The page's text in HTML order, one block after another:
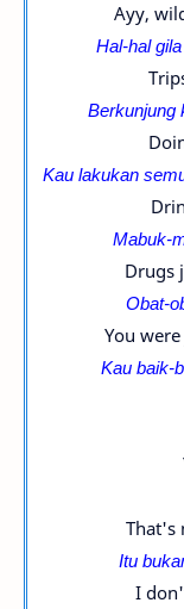
Ayy,
Hal-hal
Berkunjung
Kau lakukan
Mabuk-
Drugs
Obat-
You
Kau baik-
That's
Itu
I